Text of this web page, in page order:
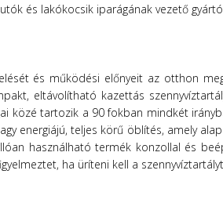
és lakókocsik iparágának vezető
és működési előnyeit az otthon
eltávolítható kazettás
közé tartozik a 90 fokban mindkét
energiájú, teljes körű öblítés, amely
használható termék konzollal és
ha üríteni kell a